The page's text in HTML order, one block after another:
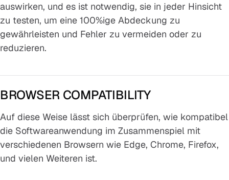
auswirken, und es ist notwendig, sie in jeder Hinsicht
zu testen, um eine 100%ige Abdeckung zu
gewährleisten und Fehler zu vermeiden oder zu
reduzieren.
BROWSER COMPATIBILITY
Auf diese Weise lässt sich überprüfen, wie kompatibel
die Softwareanwendung im Zusammenspiel mit
verschiedenen Browsern wie Edge, Chrome, Firefox,
und vielen Weiteren ist.